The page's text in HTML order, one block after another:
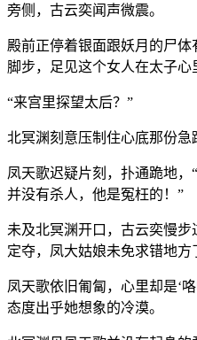
旁侧，古云奕闻声微震。
殿前正停着银面跟妖月的尸
脚步，足见这个女人在太子心
“来宫里探望太后？”
北冥渊刻意压制住心底那份急
凤天歌迟疑片刻，扑通跪地
并没有杀人，他是冤枉的！”
未及北冥渊开口，古云奕慢
定夺，凤大姑娘未免求错地方
凤天歌依旧匍匐，心里却是‘
态度出乎她想象的冷漠。